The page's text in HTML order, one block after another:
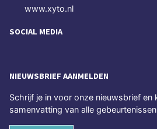
www.xyto.nl
SOCIAL MEDIA
NIEUWSBRIEF AANMELDEN
Schrijf je in voor onze nieuwsbrief en
samenvatting van alle